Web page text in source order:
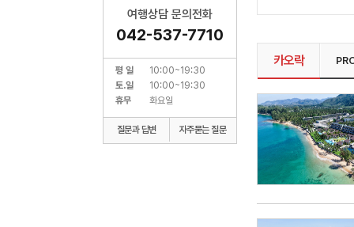
여행상담 문의전화
042-537-7710
평 일
10:00~19:30
토.일
10:00~19:30
휴무
화요일
질문과 답변 자주묻는 질문
카오락